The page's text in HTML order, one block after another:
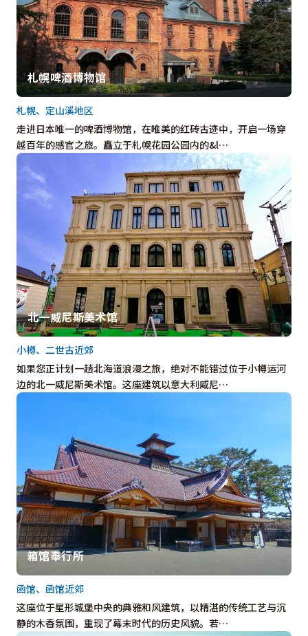
札幌啤酒博物馆
走进日本唯一的啤酒博物馆，在唯美的红砖古迹中，开启一场穿
越百年的感官之旅。矗立于札幌花园公园内的&l…
札幌、定山溪地区
北一威尼斯美术馆
如果您正计划一趟北海道浪漫之旅，绝对不能错过位于小樽运河
边的北一威尼斯美术馆。这座建筑以意大利威尼…
小樽、二世古近郊
箱馆奉行所
这座位于星形城堡中央的典雅和风建筑，以精湛的传统工艺与沉
静的木香氛围，重现了幕末时代的历史风貌。若…
函馆、函馆近郊